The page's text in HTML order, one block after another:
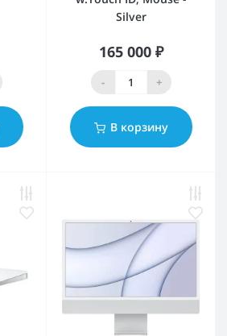
Silver
165 000 ₽
- +
В корзину